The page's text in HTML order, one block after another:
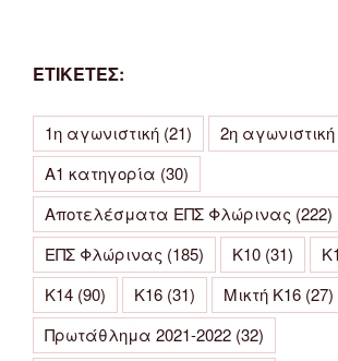
ΕΤΙΚΕΤΕΣ:
1η αγωνιστική (21) 2η αγωνιστική
Α1 κατηγορία (30)
Αποτελέσματα ΕΠΣ Φλώρινας (222)
ΕΠΣ Φλώρινας (185) Κ10 (31)
Κ14 (90) Κ16 (31) Μικτή Κ16 (27)
Πρωτάθλημα 2021-2022 (32)